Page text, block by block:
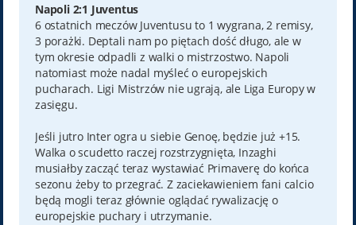
Napoli 2:1 Juventus
6 ostatnich meczów Juventusu to 1 wygrana, 2 remisy,
3 porażki. Deptali nam po piętach dość długo, ale w
tym okresie odpadli z walki o mistrzostwo. Napoli
natomiast może nadal myśleć o europejskich
pucharach. Ligi Mistrzów nie ugrają, ale Liga Europy w
zasięgu.
Jeśli jutro Inter ogra u siebie Genoę, będzie już +15.
Walka o scudetto raczej rozstrzygnięta, Inzaghi
musiałby zacząć teraz wystawiać Primaverę do końca
sezonu żeby to przegrać. Z zaciekawieniem fani calcio
będą mogli teraz głównie oglądać rywalizację o
europejskie puchary i utrzymanie.